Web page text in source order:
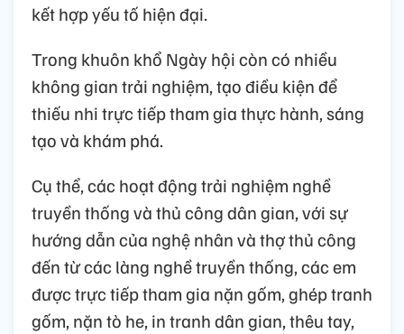
kết hợp yếu tố hiện đại.
Trong khuôn khổ Ngày hội còn có nhiều
không gian trải nghiệm, tạo điều kiện để
thiếu nhi trực tiếp tham gia thực hành, sáng
tạo và khám phá.
Cụ thể, các hoạt động trải nghiệm nghề
truyền thống và thủ công dân gian, với sự
hướng dẫn của nghệ nhân và thợ thủ công
đến từ các làng nghề truyền thống, các em
được trực tiếp tham gia nặn gốm, ghép tranh
gốm, nặn tò he, in tranh dân gian, thêu tay,